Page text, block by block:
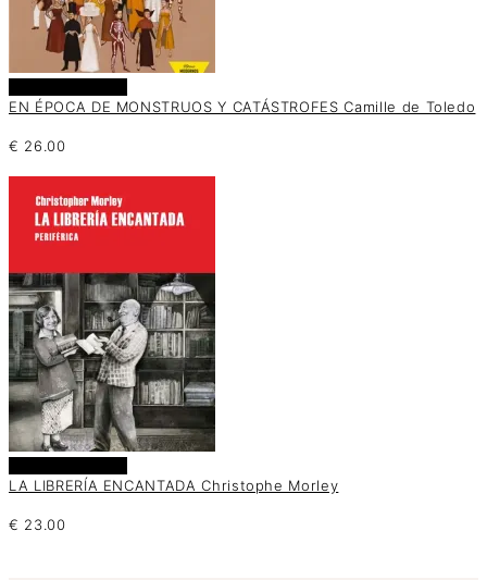
EN ÉPOCA DE MONSTRUOS Y CATÁSTROFES Camille de Toledo
€ 26.00
LA LIBRERÍA ENCANTADA Christophe Morley
€ 23.00